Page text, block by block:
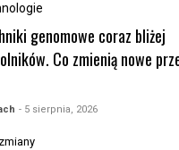
genomowe coraz bliżej
Co zmienią nowe
- 5 sierpnia, 2026